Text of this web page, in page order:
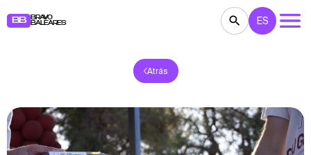
BB
BRAVO
BALEARES
TEATRO
RESTAURANTES MERCADILLOS FIESTAS
ES
Atrás